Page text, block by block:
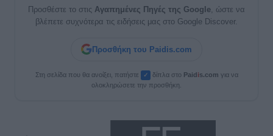
Προσθέστε το στις Αγαπημένες Πηγές της Google , ώστε να
βλέπετε συχνότερα τις ειδήσεις μας στο Google Discover.
Προσθήκη του Paidis.com
Στη σελίδα που θα ανοίξει, πατήστε ✓ δίπλα στο Paidis.com για να
ολοκληρώσετε την προσθήκη.